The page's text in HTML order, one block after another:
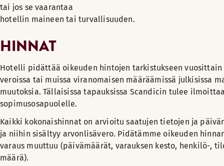
tai jos se vaarantaa
hotellin maineen tai turvallisuuden.
HINNAT
Hotelli pidättää oikeuden hintojen tarkistukseen vuosittain
veroissa tai muissa viranomaisen määräämissä julkisissa
muutoksia. Tällaisissa tapauksissa Scandicin tulee
sopimusosapuolelle.
Kaikki kokonaishinnat on arvioitu saatujen tietojen ja
ja niihin sisältyy arvonlisävero. Pidätämme oikeuden
varaus muuttuu (päivämäärät, varauksen kesto, henkilö-,
määrä).